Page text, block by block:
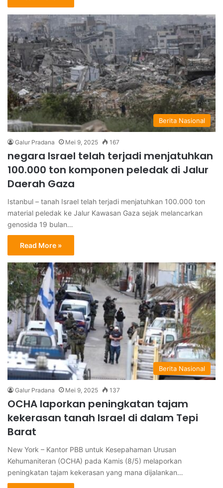
Berita Nasional
Galur Pradana Mei 9, 2025 167
negara Israel telah terjadi menjatuhkan
100.000 ton komponen peledak di Jalur
Daerah Gaza
Istanbul – tanah Israel telah terjadi menjatuhkan 100.000 ton
material peledak ke Jalur Kawasan Gaza sejak melancarkan
genosida 19 bulan…
Read More »
Berita Nasional
Galur Pradana Mei 9, 2025 137
OCHA laporkan peningkatan tajam
kekerasan tanah Israel di dalam Tepi
Barat
New York – Kantor PBB untuk Kesepahaman Urusan
Kehumaniteran (OCHA) pada Kamis (8/5) melaporkan
peningkatan tajam kekerasan yang mana dijalankan…